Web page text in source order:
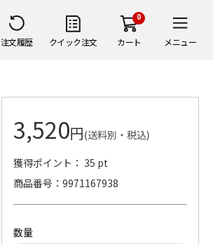
注文履歴 クイック注文
0
カート メニュー
3,520円(送料別・税込)
獲得ポイント： 35 pt
商品番号
9971167938
数量